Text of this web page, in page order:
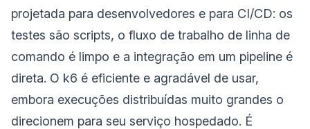
projetada para desenvolvedores e para CI/CD: os
testes são scripts, o fluxo de trabalho de linha de
comando é limpo e a integração em um pipeline é
direta. O k6 é eficiente e agradável de usar,
embora execuções distribuídas muito grandes o
direcionem para seu serviço hospedado. É